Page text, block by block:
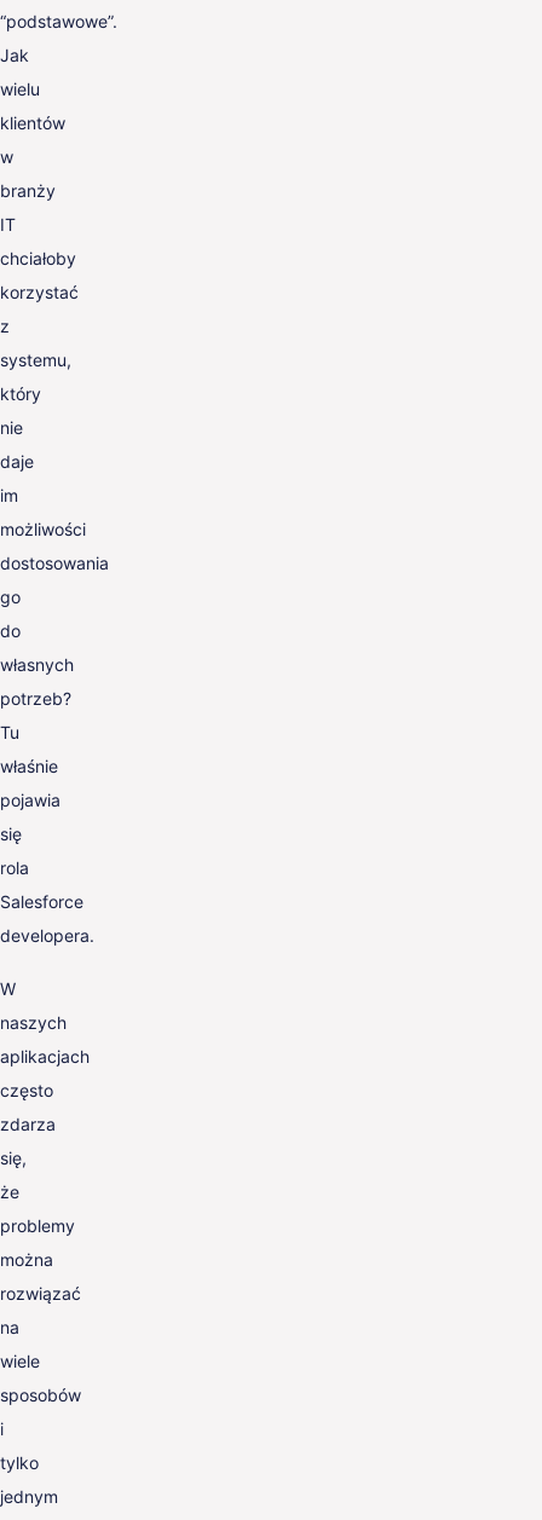
“podstawowe”.
Jak
wielu
klientów
w
branży
IT
chciałoby
korzystać
z
systemu,
który
nie
daje
im
możliwości
dostosowania
go
do
własnych
potrzeb?
Tu
właśnie
pojawia
się
rola
Salesforce
developera.
W
naszych
aplikacjach
często
zdarza
się,
że
problemy
można
rozwiązać
na
wiele
sposobów
i
tylko
jednym